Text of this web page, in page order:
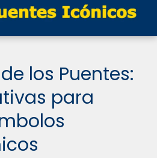
los Puentes:
para